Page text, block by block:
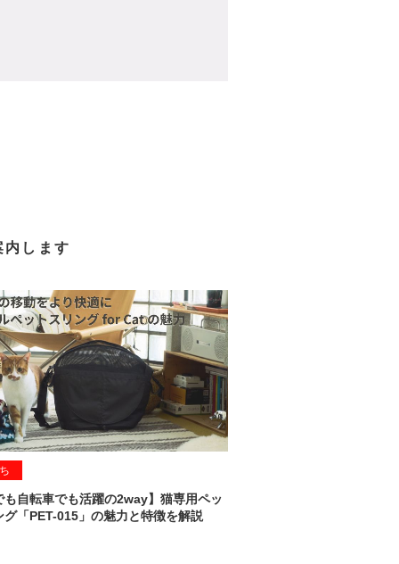
します
も自転車でも活躍の2way】猫専用ペッ
グ「PET-015」の魅力と特徴を解説